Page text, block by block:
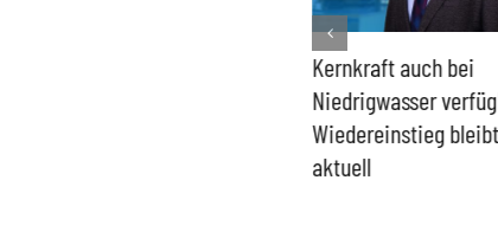
Kernkraft auch bei
Niedrigwasser
Wiedereinstieg bleibt
aktuell